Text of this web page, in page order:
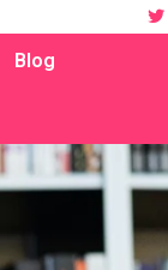
Blog